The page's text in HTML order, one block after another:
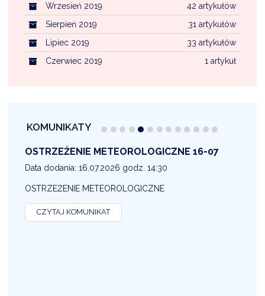
42 artykułów
Wrzesień 2019
31 artykułów
Sierpień 2019
33 artykułów
Lipiec 2019
1 artykuł
Czerwiec 2019
KOMUNIKATY
OSTRZEŻENIE METEOROLOGICZNE 16-07
Data dodania: 16.07.2026 godz. 14:30
OSTRZEŻENIE METEOROLOGICZNE
CZYTAJ KOMUNIKAT